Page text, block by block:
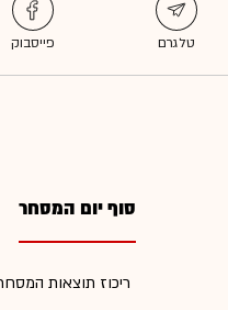
סוף יום המסחר
ריכוז תוצאות